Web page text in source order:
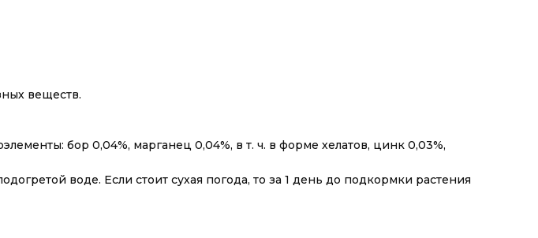
веществ.
бор 0,04%, марганец 0,04%, в т. ч. в форме хелатов, цинк 0,03%,
воде. Если стоит сухая погода, то за 1 день до подкормки растения